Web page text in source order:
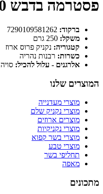
פסטרמה בדבש 250 גר'
ברקוד: 7290109581262
משקל:
קטגוריה: נקניק פרוס ארוז
כשרות: רבנות נהריה
אלרגנים - עלול להכיל: סויה
המוצרים שלנו
מוצרי מעדנייה
מוצרי נקניק שלם
מוצרים ארוזים
מוצרי נקניקיות
מוצרי בשר קפוא
מוצרי טבע
תחליפי בשר
מאפה
מתכונים